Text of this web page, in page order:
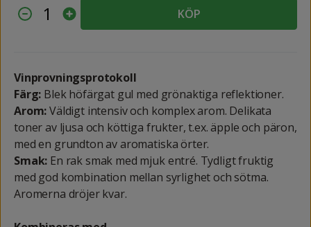
1 KÖP
Vinprovningsprotokoll
Färg: Blek höfärgat gul med grönaktiga reflektioner.
Arom:Väldigt intensiv och komplex arom. Delikata
toner av ljusa och köttiga frukter, t.ex. äpple och päron,
med en grundton av aromatiska örter.
Smak: En rak smak med mjuk entré. Tydligt fruktig
med god kombination mellan syrlighet och sötma.
Aromerna dröjer kvar.